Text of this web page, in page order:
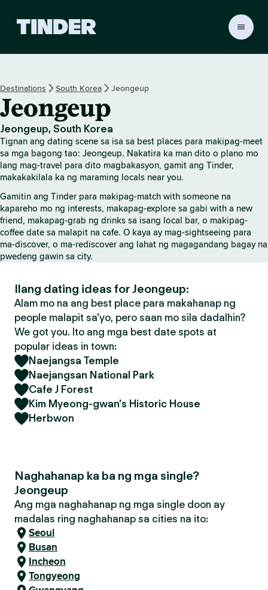
r
H
o
m
e
Destinations South Korea Jeongeup
Jeongeup
Jeongeup, South Korea
Tignan ang dating scene sa isa sa best places para makipag-meet
sa mga bagong tao: Jeongeup. Nakatira ka man dito o plano mo
lang mag-travel para dito magbakasyon, gamit ang Tinder,
makakakilala ka ng maraming locals near you.
Gamitin ang Tinder para makipag-match with someone na
kapareho mo ng interests, makapag-explore sa gabi with a new
friend, makapag-grab ng drinks sa isang local bar, o makipag-
coffee date sa malapit na cafe. O kaya ay mag-sightseeing para
ma-discover, o ma-rediscover ang lahat ng magagandang bagay na
pwedeng gawin sa city.
Ilang dating ideas for Jeongeup:
Alam mo na ang best place para makahanap ng
people malapit sa'yo, pero saan mo sila dadalhin?
We got you. Ito ang mga best date spots at
popular ideas in town:
Naejangsa Temple
Naejangsan National Park
Cafe J Forest
Kim Myeong-gwan's Historic House
Herbwon
Naghahanap ka ba ng mga single?
Jeongeup
Ang mga naghahanap ng mga single doon ay
madalas ring naghahanap sa cities na ito:
Seoul
Busan
Incheon
Tongyeong